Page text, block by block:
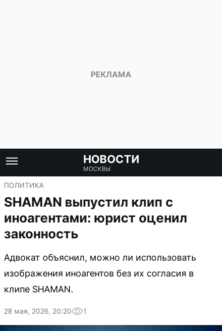
НОВОСТИ
МОСКВЫ
ПОЛИТИКА
SHAMAN выпустил клип с
иноагентами: юрист оценил
законность
Адвокат объяснил, можно ли использовать
изображения иноагентов без их согласия в
клипе SHAMAN.
28 мая, 2026, 20:20 1